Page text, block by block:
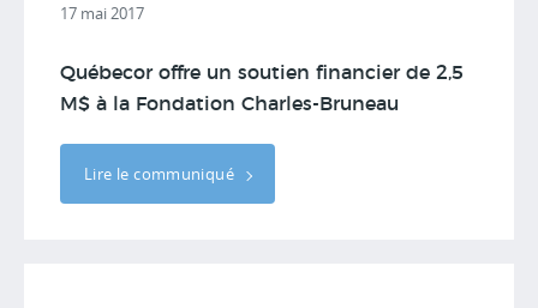
17 mai 2017
Québecor offre un soutien financier de 2,5
M$ à la Fondation Charles-Bruneau
Lire le communiqué